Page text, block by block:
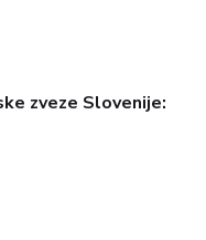
zveze Slovenije: